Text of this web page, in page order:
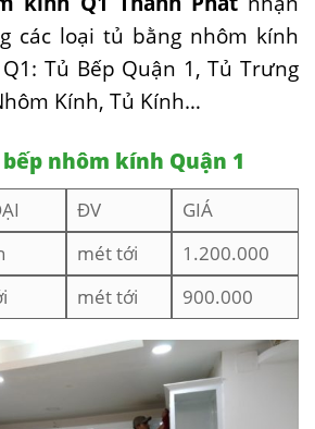
các loại tủ bằng nhôm kính
Tủ Bếp Quận 1, Tủ Trưng
Kính, Tủ Kính…
nhôm kính Quận 1
ĐV
GIÁ
mét tới
1.200.000
mét tới 900.000